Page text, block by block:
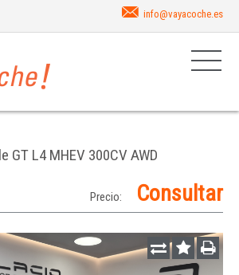
info@vayacoche.es
GT L4 MHEV 300CV AWD
Precio: Consultar